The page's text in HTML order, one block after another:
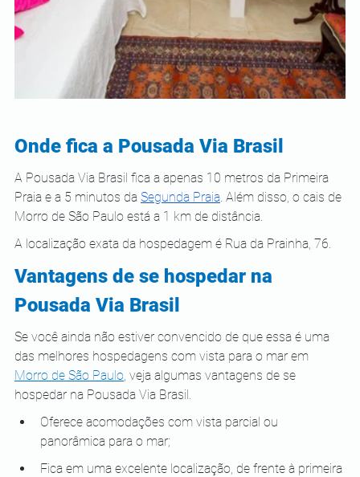
Onde fica a Pousada Via Brasil
A Pousada Via Brasil fica a apenas 10 metros da Primeira
Praia e a 5 minutos da Segunda Praia. Além disso, o cais de
Morro de São Paulo está a 1 km de distância.
A localização exata da hospedagem é Rua da Prainha, 76.
Vantagens de se hospedar na
Pousada Via Brasil
Se você ainda não estiver convencido de que essa é uma
das melhores hospedagens com vista para o mar em
Morro de São Paulo, veja algumas vantagens de se
hospedar na Pousada Via Brasil.
Oferece acomodações com vista parcial ou
panorâmica para o mar;
Fica em uma excelente localização, de frente à primeira